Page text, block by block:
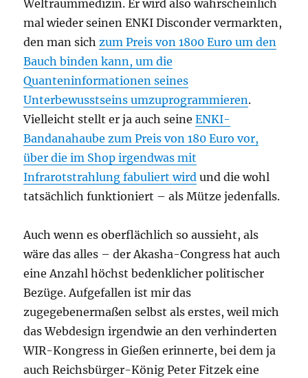
Weltraummedizin. Er wird also wahrscheinlich
mal wieder seinen ENKI Disconder vermarkten,
den man sichzum Preis von 1800 Euro um den
Bauch binden kann, um die
Quanteninformationen seines
Unterbewusstseins umzuprogrammieren.
Vielleicht stellt er ja auch seineENKI-
Bandanahaube zum Preis von 180 Euro vor,
über die im Shop irgendwas mit
Infrarotstrahlung fabuliert wird und die wohl
tatsächlich funktioniert – als Mütze jedenfalls.
Auch wenn es oberflächlich so aussieht, als
wäre das alles – der Akasha-Congress hat auch
eine Anzahl höchst bedenklicher politischer
Bezüge. Aufgefallen ist mir das
zugegebenermaßen selbst als erstes, weil mich
das Webdesign irgendwie an den verhinderten
WIR-Kongress in Gießen erinnerte, bei dem ja
auch Reichsbürger-König Peter Fitzek eine